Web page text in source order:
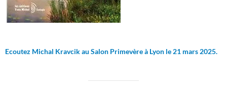
Ecoutez Michal Kravcik au Salon Primevère à Lyon le 21 mars 2025.